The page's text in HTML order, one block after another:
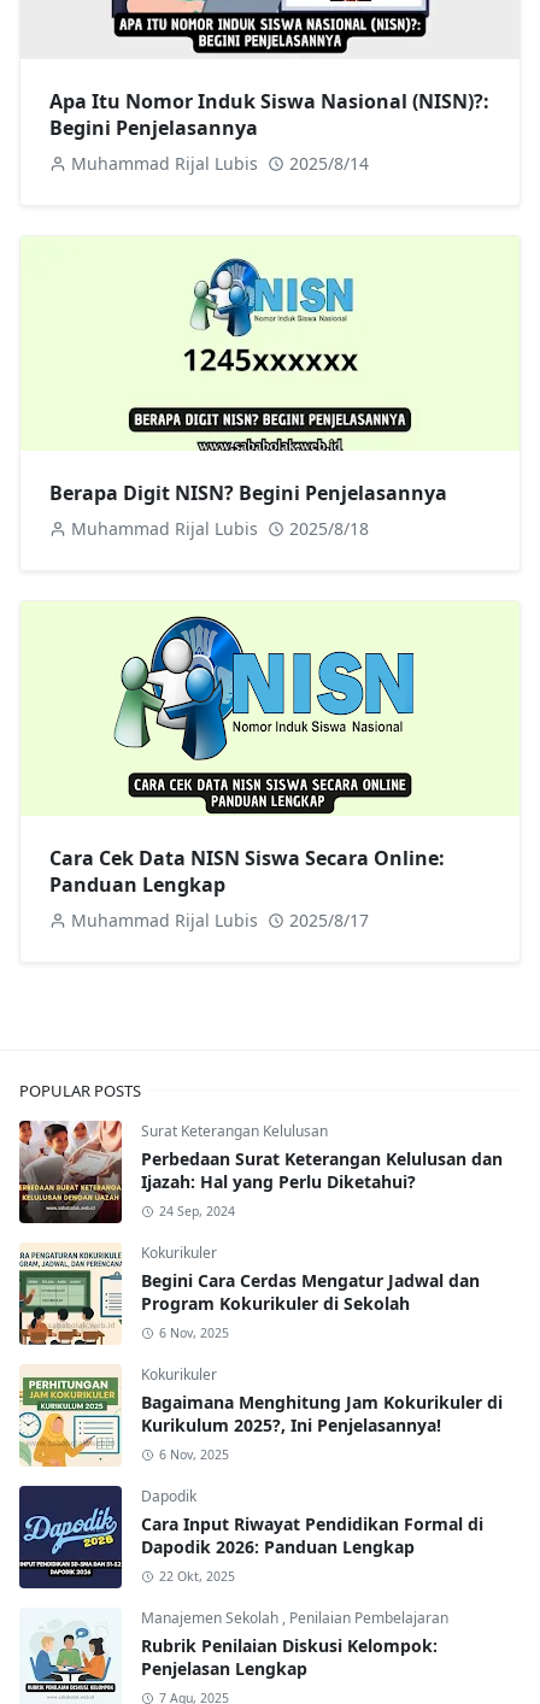
Apa Itu Nomor Induk Siswa Nasional (NISN)?:
Begini Penjelasannya
Muhammad Rijal Lubis 2025/8/14
Berapa Digit NISN? Begini Penjelasannya
Muhammad Rijal Lubis 2025/8/18
Cara Cek Data NISN Siswa Secara Online:
Panduan Lengkap
Muhammad Rijal Lubis 2025/8/17
POPULAR POSTS
Surat Keterangan Kelulusan
Perbedaan Surat Keterangan Kelulusan dan
Ijazah: Hal yang Perlu Diketahui?
24 Sep, 2024
Kokurikuler
Begini Cara Cerdas Mengatur Jadwal dan
Program Kokurikuler di Sekolah
6 Nov, 2025
Kokurikuler
Bagaimana Menghitung Jam Kokurikuler di
Kurikulum 2025?, Ini Penjelasannya!
6 Nov, 2025
Dapodik
Cara Input Riwayat Pendidikan Formal di
Dapodik 2026: Panduan Lengkap
22 Okt, 2025
Manajemen Sekolah , Penilaian Pembelajaran
Rubrik Penilaian Diskusi Kelompok:
Penjelasan Lengkap
7 Agu, 2025